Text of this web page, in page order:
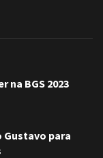
na BGS 2023
Gustavo para